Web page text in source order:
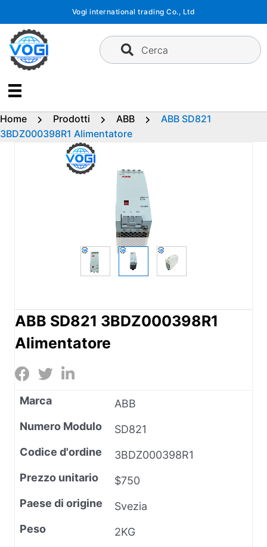
contenuto
Vogi international trading Co., Ltd
Cerca
Home Prodotti ABB
ABB SD821
3BDZ000398R1 Alimentatore
ABB SD821 3BDZ000398R1
Alimentatore
Marca
ABB
Numero Modulo
SD821
Codice d'ordine
3BDZ000398R1
Prezzo unitario
$750
Paese di origine
Svezia
Peso
2KG